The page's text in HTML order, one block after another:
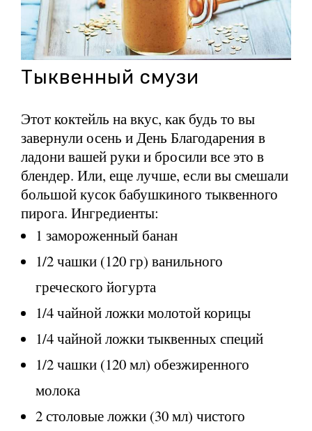
Тыквенный смузи
Этот коктейль на вкус, как будь то вы
завернули осень и День Благодарения в
ладони вашей руки и бросили все это в
блендер. Или, еще лучше, если вы смешали
большой кусок бабушкиного тыквенного
пирога. Ингредиенты:
1 замороженный банан
1/2 чашки (120 гр) ванильного
греческого йогурта
1/4 чайной ложки молотой корицы
1/4 чайной ложки тыквенных специй
1/2 чашки (120 мл) обезжиренного
молока
2 столовые ложки (30 мл) чистого